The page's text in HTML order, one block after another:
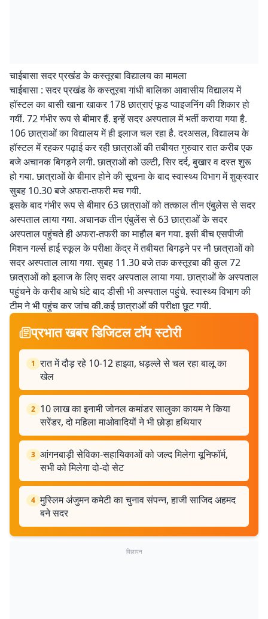
चाईबासा सदर प्रखंड के कस्तूरबा विद्यालय का मामला
चाईबासा : सदर प्रखंड के कस्तूरबा गांधी बालिका आवासीय विद्यालय में
हाॅस्टल का बासी खाना खाकर 178 छात्राएं फूड प्वाइजनिंग की शिकार हो
गयीं. 72 गंभीर रूप से बीमार हैं. इन्हें सदर अस्पताल में भर्ती कराया गया है.
106 छात्राओं का विद्यालय में ही इलाज चल रहा है. दरअसल, विद्यालय के
हॉस्टल में रहकर पढ़ाई कर रही छात्राओं की तबीयत गुरुवार रात करीब एक
बजे अचानक बिगड़ने लगी. छात्राओं को उल्टी, सिर दर्द, बुखार व दस्त शुरू
हो गया. छात्राओं के बीमार होने की सूचना के बाद स्वास्थ्य विभाग में शुक्रवार
सुबह 10.30 बजे अफरा-तफरी मच गयी.
इसके बाद गंभीर रूप से बीमार 63 छात्राओं को तत्काल तीन एंबुलेस से सदर
अस्पताल लाया गया. अचानक तीन एंबुलेंस से 63 छात्राओं के सदर
अस्पताल पहुंचते ही अफरा-तफरी का माहौल बन गया. इसी बीच एसपीजी
मिशन गर्ल्स हाई स्कूल के परीक्षा केंद्र में तबीयत बिगड़ने पर नौ छात्राओं को
सदर अस्पताल लाया गया. सुबह 11.30 बजे तक कस्तूरबा की कुल 72
छात्राओं को इलाज के लिए सदर अस्पताल लाया गया. छात्राओं के अस्पताल
पहुंचने के करीब आधे घंटे बाद डीसी भी अस्पताल पहुंचे. स्वास्थ्य विभाग की
टीम ने भी पहुंच कर जांच की.कई छात्राओं की परीक्षा छूट गयी.
प्रभात खबर डिजिटल टॉप स्टोरी
1 रात में दौड़ रहे 10-12 हाइवा, धड़ल्ले से चल रहा बालू का
खेल
2 10 लाख का इनामी जोनल कमांडर सालुका कायम ने किया
सरेंडर, दो महिला माओवादियों ने भी छोड़ा हथियार
3 आंगनबाड़ी सेविका-सहायिकाओं को जल्द मिलेगा यूनिफॉर्म,
सभी को मिलेगा दो-दो सेट
4 मुस्लिम अंजुमन कमेटी का चुनाव संपन्न, हाजी साजिद अहमद
बने सदर
विज्ञापन